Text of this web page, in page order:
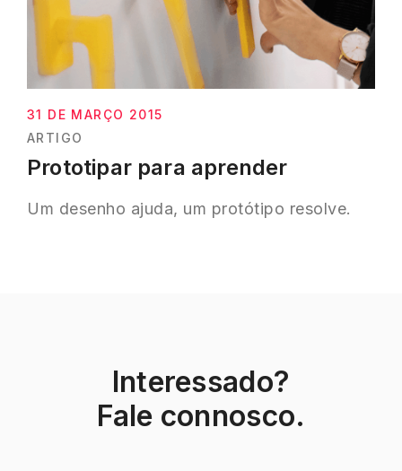
31 DE MARÇO 2015
ARTIGO
Prototipar para aprender
Um desenho ajuda, um protótipo resolve.
Interessado?
Fale connosco.